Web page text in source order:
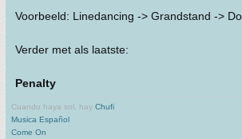
Voorbeeld: Linedancing -> Grandstand ->
Verder met als laatste:
Penalty
Cuando haya sol, hay Chufi
Musica Español
Come On